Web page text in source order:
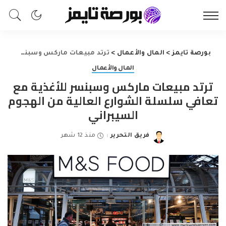
بورصة تايمز> المال والأعمال > ترتد مبيعات ماركس وسبنسر للأغذية مع تعافي سلسلة الشوارع العالية من الهجوم السيبراني
المال والأعمال
ترتد مبيعات ماركس وسبنسر للأغذية مع
تعافي سلسلة الشوارع العالية من الهجوم
السيبراني
Posted
فريق التحرير منذ 12 شهر